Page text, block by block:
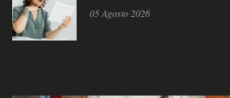
05 Agosto 2026